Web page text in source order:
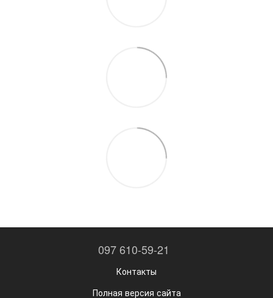
097 610-59-21
Контакты
Полная версия сайта